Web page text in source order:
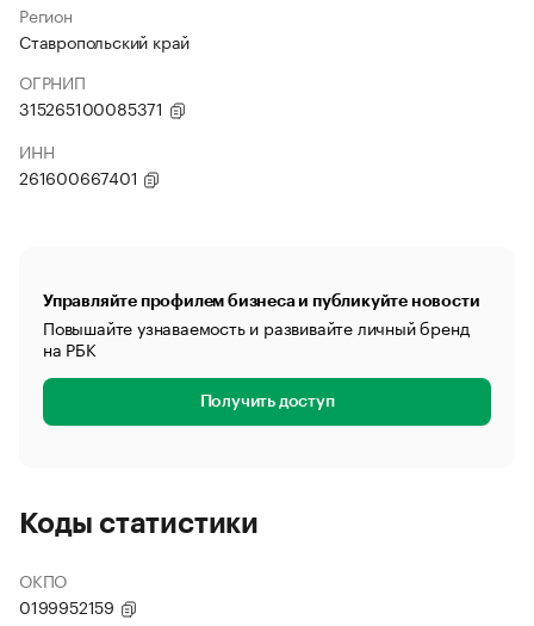
Регион
Ставропольский край
ОГРНИП
315265100085371
ИНН
261600667401
Управляйте профилем бизнеса и публикуйте новости
Повышайте узнаваемость и развивайте личный бренд
на РБК
Получить доступ
Коды статистики
ОКПО
0199952159